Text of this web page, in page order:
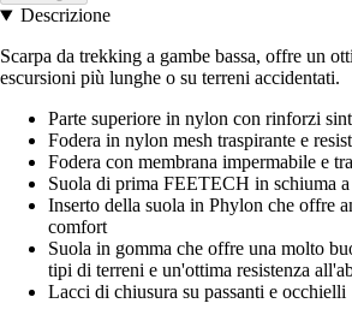
Descrizione
Scarpa da trekking a gambe bassa, offre un
escursioni più lunghe o su terreni accidentati.
Parte superiore in nylon con rinforzi
Fodera in nylon mesh traspirante e
Fodera con membrana impermabile e
Suola di prima FEETECH in schiuma
Inserto della suola in Phylon che offre
comfort
Suola in gomma che offre una molto
tipi di terreni e un'ottima resistenza
Lacci di chiusura su passanti e occhielli